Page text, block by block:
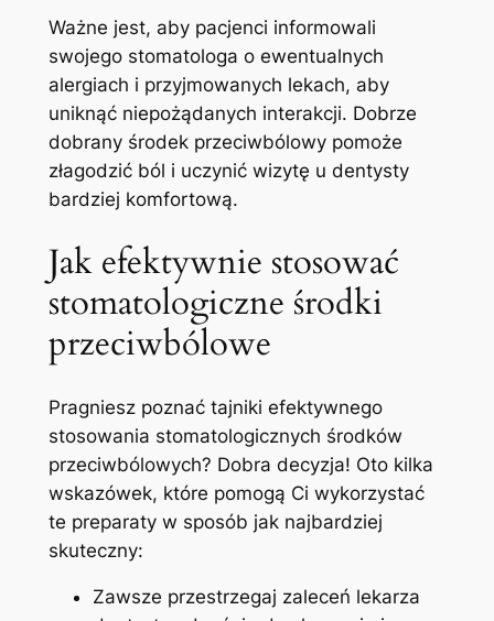
Ważne jest, aby ​pacjenci‍ informowali‍
swojego stomatologa ​o ewentualnych
alergiach i przyjmowanych ⁣lekach, aby
uniknąć niepożądanych interakcji. Dobrze‌
dobrany środek przeciwbólowy pomoże ​
złagodzić ból i ‍uczynić wizytę u dentysty⁣
bardziej komfortową.
Jak efektywnie stosować
stomatologiczne środki
przeciwbólowe
Pragniesz poznać ‌tajniki efektywnego
stosowania stomatologicznych ⁤środków⁤
przeciwbólowych? Dobra decyzja! Oto kilka‌
wskazówek, które​ pomogą Ci wykorzystać
⁢te preparaty w sposób jak najbardziej
skuteczny:
Zawsze przestrzegaj⁣ zaleceń lekarza